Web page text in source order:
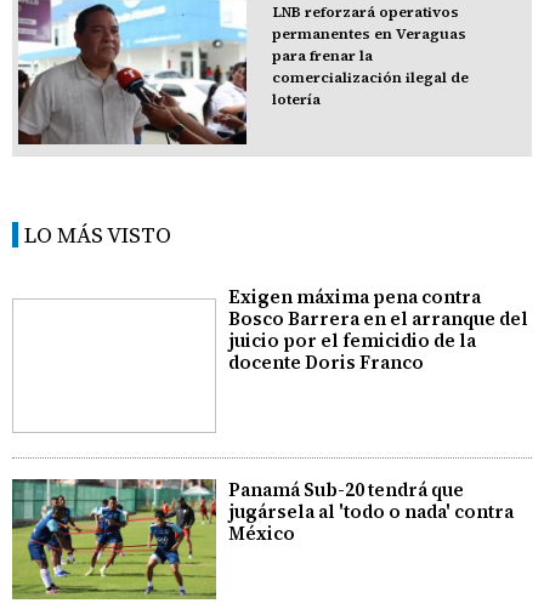
LNB reforzará operativos
permanentes en Veraguas
para frenar la
comercialización ilegal de
lotería
LO MÁS VISTO
Exigen máxima pena contra
Bosco Barrera en el arranque del
juicio por el femicidio de la
docente Doris Franco
Panamá Sub-20 tendrá que
jugársela al 'todo o nada' contra
México